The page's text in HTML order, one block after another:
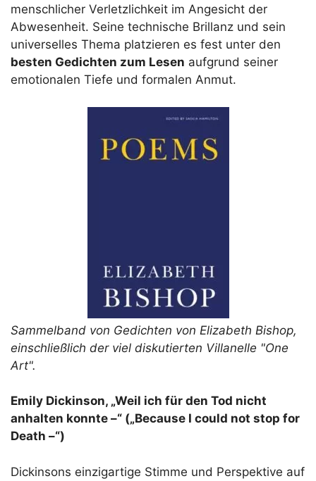
menschlicher Verletzlichkeit im Angesicht der
Abwesenheit. Seine technische Brillanz und sein
universelles Thema platzieren es fest unter den
besten Gedichten zum Lesen aufgrund seiner
emotionalen Tiefe und formalen Anmut.
Sammelband von Gedichten von Elizabeth Bishop,
einschließlich der viel diskutierten Villanelle "One
Art".
Emily Dickinson, „Weil ich für den Tod nicht
anhalten konnte –“ („Because I could not stop for
Death –“)
Dickinsons einzigartige Stimme und Perspektive auf